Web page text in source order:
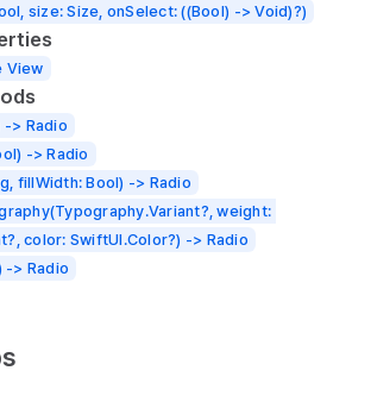
size: Size, onSelect: ((Bool) -> Void)?)
View
> Radio
-> Radio
fillWidth: Bool) -> Radio
weight:
color: SwiftUI.Color?) -> Radio
-> Radio